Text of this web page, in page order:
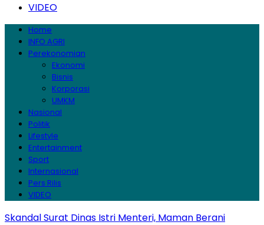
VIDEO
Home
INFO AGRI
Perekonomian
Ekonomi
Bisnis
Korporasi
UMKM
Nasional
Politik
Lifestyle
Entertainment
Sport
Internasional
Pers Rilis
VIDEO
Skandal Surat Dinas Istri Menteri, Maman Berani